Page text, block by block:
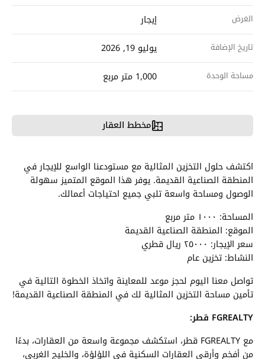
الغرض إيجار
تاريخ الإضافة يوليو 19, 2026
مساحة الوحدة 1,000 متر مربع
مخطط العقار
اكتشف حلول التخزين المثالية مع مستودعنا الواسع للإيجار في
المنطقة الصناعية القديمة. يوفر هذا الموقع المتميز سهولة
الوصول ومساحة واسعة تلبي جميع احتياجات أعمالك.
المساحة: ١٠٠٠ متر مربع
الموقع: المنطقة الصناعية القديمة
سعر الإيجار: ٢٥٠٠٠ ريال قطري
النشاط: تخزين عام
تواصل معنا اليوم لحجز موعد للمعاينة واتخاذ الخطوة التالية في
تأمين مساحة التخزين المثالية لك في المنطقة الصناعية القديمة!
FGREALTY قطر:
مع FGREALTY قطر، استكشف مجموعة واسعة من العقارات، بدءًا
من أفخم وأرقى العقارات السكنية في اللؤلؤة، والخليج الغربي،